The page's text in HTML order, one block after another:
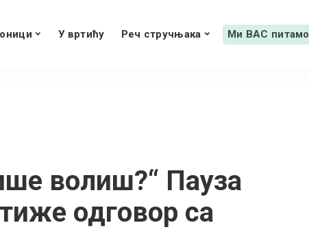
У вртићу Реч стручњака Ми ВАС питамо
волиш?“ Пауза
одговор са